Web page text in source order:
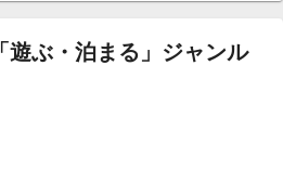
遊ぶ・泊まる」ジャンル